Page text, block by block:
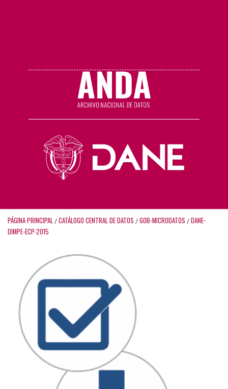
PÁGINA PRINCIPAL / CATÁLOGO CENTRAL DE DATOS / GOB-MICRODATOS / DANE-
DIMPE-ECP-2015